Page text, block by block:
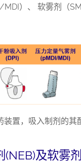
）、 软雾剂（
装置，吸入制剂的其
(NEB)及软雾